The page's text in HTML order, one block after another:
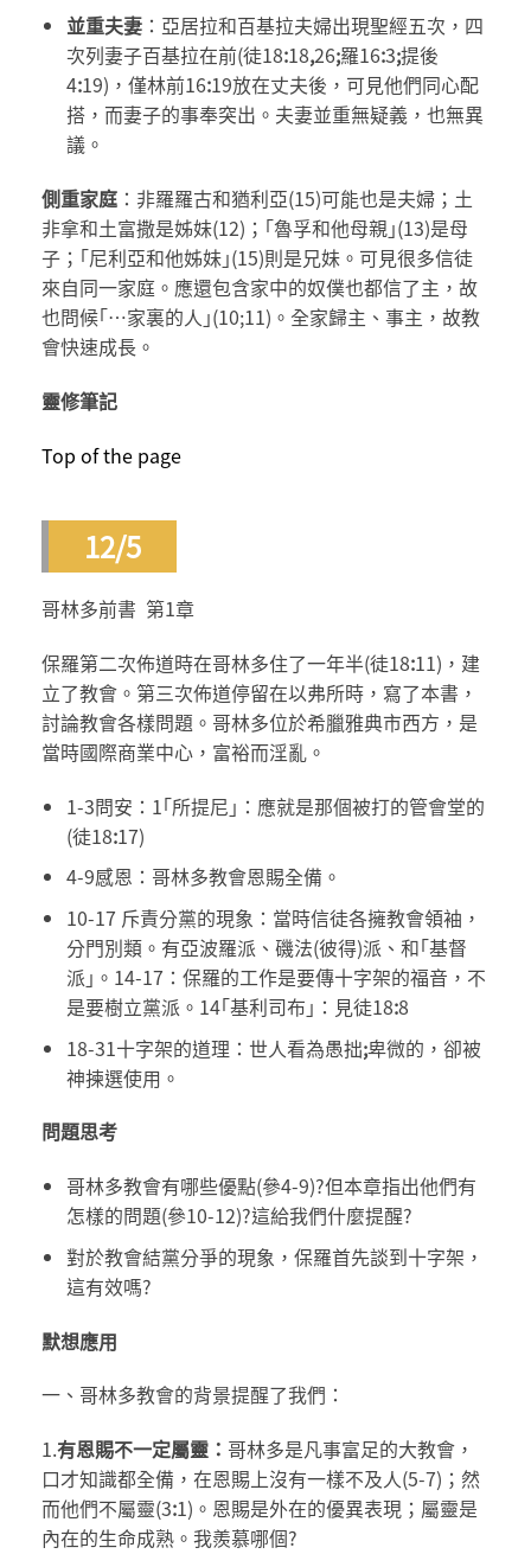
並重夫妻：亞居拉和百基拉夫婦出現聖經五次，四
次列妻子百基拉在前(徒18:18,26;羅16:3;提後
4:19)，僅林前16:19放在丈夫後，可見他們同心配
搭，而妻子的事奉突出。夫妻並重無疑義，也無異
議。
側重家庭 ：非羅羅古和猶利亞(15)可能也是夫婦；土
非拿和土富撒是姊妹(12)；｢魯孚和他母親｣(13)是母
子；｢尼利亞和他姊妹｣(15)則是兄妹。可見很多信徒
來自同一家庭。應還包含家中的奴僕也都信了主，故
也問候｢…家裏的人｣(10;11)。全家歸主、事主，故教
會快速成長。
靈修筆記
Top of the page
12/5
哥林多前書 第1章
保羅第二次佈道時在哥林多住了一年半(徒18:11)，建
立了教會。第三次佈道停留在以弗所時，寫了本書，
討論教會各樣問題。哥林多位於希臘雅典市西方，是
當時國際商業中心，富裕而淫亂。
1-3問安：1｢所提尼｣：應就是那個被打的管會堂的
(徒18:17)
4-9感恩：哥林多教會恩賜全備。
10-17 斥責分黨的現象：當時信徒各擁教會領袖，
分門別類。有亞波羅派、磯法(彼得)派、和｢基督
派｣。14-17：保羅的工作是要傳十字架的福音，不
是要樹立黨派。14｢基利司布｣：見徒18:8
18-31十字架的道理：世人看為愚拙;卑微的，卻被
神揀選使用。
問題思考
哥林多教會有哪些優點(參4-9)?但本章指出他們有
怎樣的問題(參10-12)?這給我們什麼提醒?
對於教會結黨分爭的現象，保羅首先談到十字架，
這有效嗎?
默想應用
一、哥林多教會的背景提醒了我們：
1.有恩賜不一定屬靈： 哥林多是凡事富足的大教會，
口才知識都全備，在恩賜上沒有一樣不及人(5-7)；然
而他們不屬靈(3:1)。恩賜是外在的優異表現；屬靈是
內在的生命成熟。我羨慕哪個?